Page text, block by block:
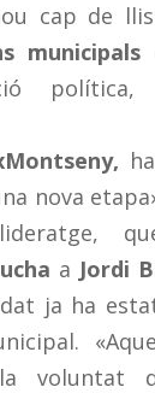
cap de
municipals
nova
a Jordi
ja ha
voluntat